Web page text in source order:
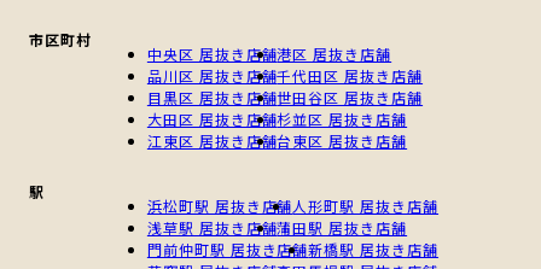
市区町村
中央区 居抜き店舗港区 居抜き店舗
品川区 居抜き店舗千代田区 居抜き店舗
目黒区 居抜き店舗世田谷区 居抜き店舗
大田区 居抜き店舗杉並区 居抜き店舗
江東区 居抜き店舗台東区 居抜き店舗
駅
浜松町駅 居抜き店舗人形町駅 居抜き店舗
浅草駅 居抜き店舗蒲田駅 居抜き店舗
門前仲町駅 居抜き店舗新橋駅 居抜き店舗